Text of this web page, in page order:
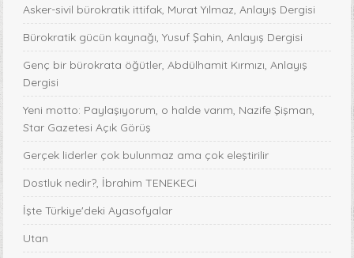
Asker-sivil bürokratik ittifak, Murat Yılmaz, Anlayış Dergisi
Bürokratik gücün kaynağı, Yusuf Şahin, Anlayış Dergisi
Genç bir bürokrata öğütler, Abdülhamit Kırmızı, Anlayış
Dergisi
Yeni motto: Paylaşıyorum, o halde varım, Nazife Şişman,
Star Gazetesi Açık Görüş
Gerçek liderler çok bulunmaz ama çok eleştirilir
Dostluk nedir?, İbrahim TENEKECi
İşte Türkiye'deki Ayasofyalar
Utan